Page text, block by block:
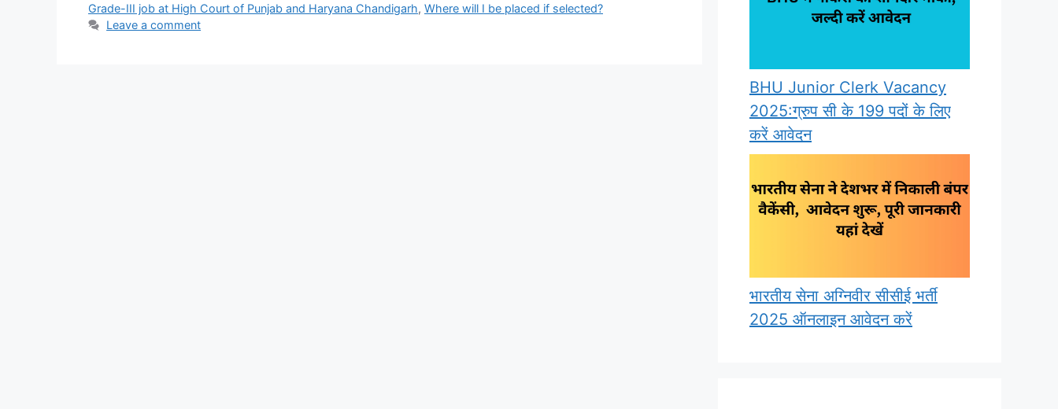
Grade-III job at High Court of Punjab and Haryana Chandigarh, Where will I be placed if selected?
Leave a comment
BHU Junior Clerk Vacancy
2025:ग्रुप सी के 199 पदों के लिए
करें आवेदन
भारतीय सेना अग्निवीर सीसीई भर्ती
2025 ऑनलाइन आवेदन करें